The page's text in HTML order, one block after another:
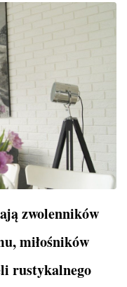
zwolenników
miłośników
rustykalnego